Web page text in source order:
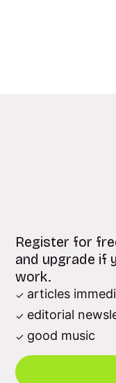
Register for
and upgrade if
work.
articles
editorial
good music